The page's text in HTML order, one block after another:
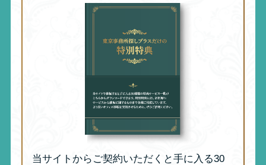
当サイトからご契約いただくと手に入る30